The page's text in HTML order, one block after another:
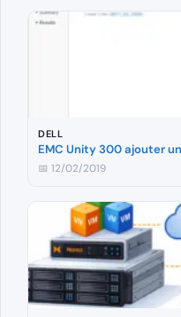
DELL
EMC Unity 300 ajouter
📅 12/02/2019